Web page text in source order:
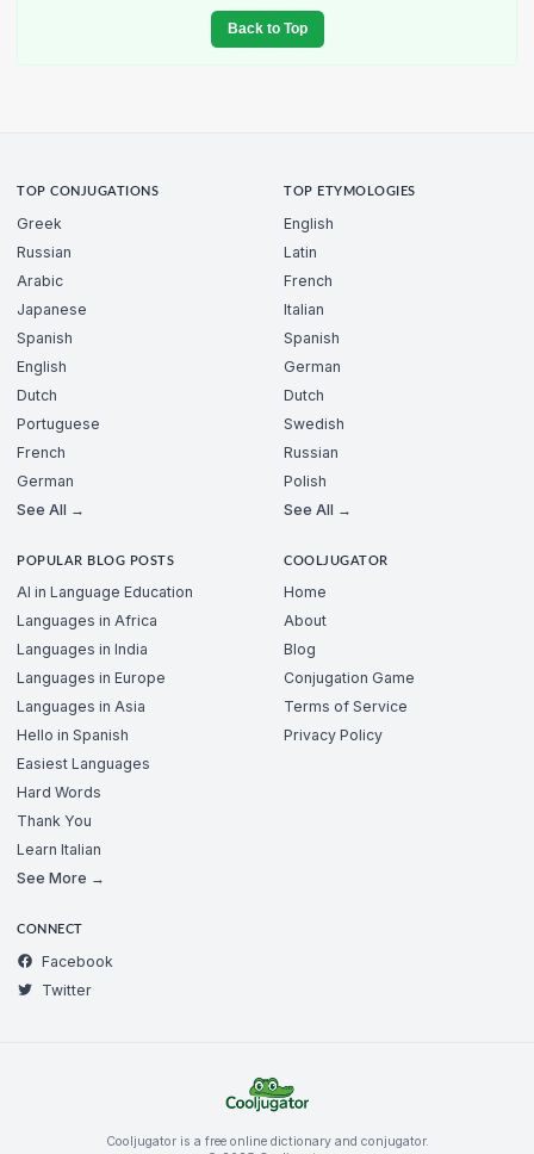
Back to Top
TOP CONJUGATIONS
Greek
Russian
Arabic
Japanese
Spanish
English
Dutch
Portuguese
French
German
See All →
TOP ETYMOLOGIES
English
Latin
French
Italian
Spanish
German
Dutch
Swedish
Russian
Polish
See All →
POPULAR BLOG POSTS
AI in Language Education
Languages in Africa
Languages in India
Languages in Europe
Languages in Asia
Hello in Spanish
Easiest Languages
Hard Words
Thank You
Learn Italian
See More →
COOLJUGATOR
Home
About
Blog
Conjugation Game
Terms of Service
Privacy Policy
CONNECT
Facebook
Twitter
Cooljugator is a free online dictionary and conjugator.